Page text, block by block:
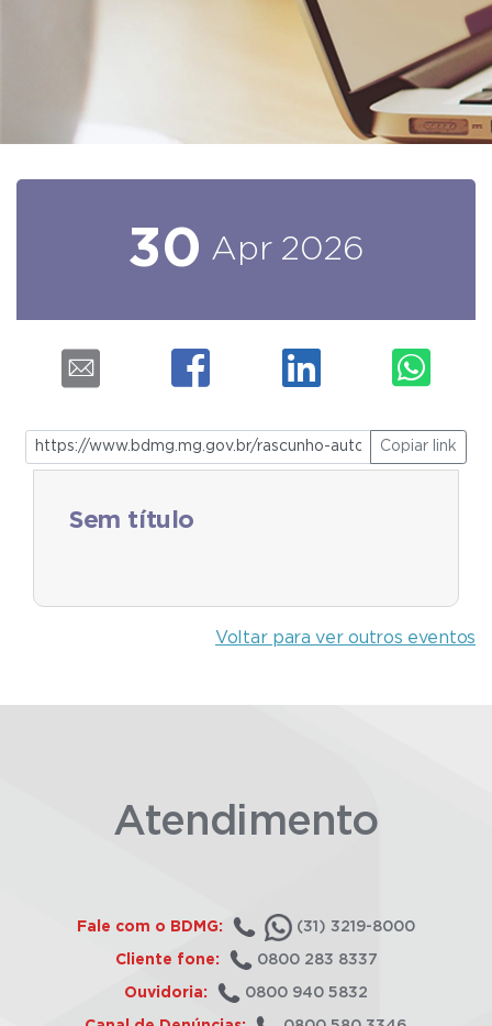
30 Apr 2026
Copiar link
Sem título
Voltar para ver outros eventos
Atendimento
Fale com o BDMG: (31) 3219-8000
Cliente fone: 0800 283 8337
Ouvidoria: 0800 940 5832